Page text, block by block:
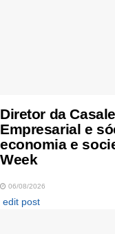
Diretor da
Empresarial e
economia e
Week
06/08/2026
edit post